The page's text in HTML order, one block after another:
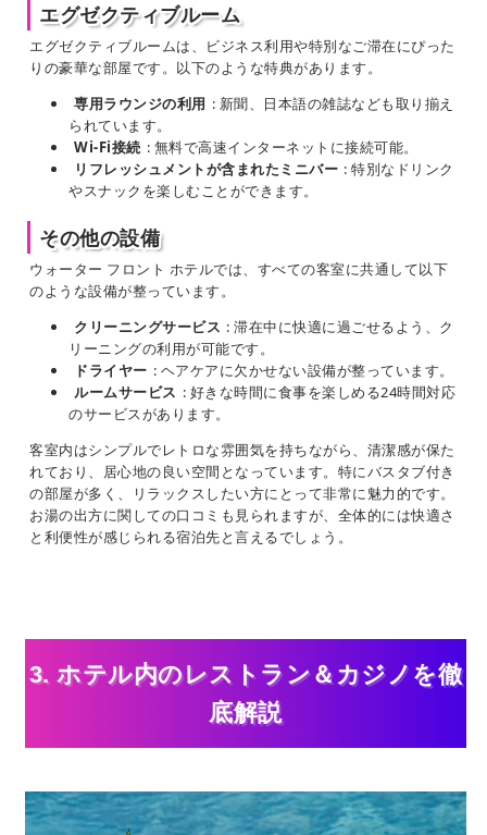
エグゼクティブルーム
エグゼクティブルームは、ビジネス利用や特別なご滞在にぴった
りの豪華な部屋です。以下のような特典があります。
専用ラウンジの利用 : 新聞、日本語の雑誌なども取り揃え
られています。
Wi-Fi接続 : 無料で高速インターネットに接続可能。
リフレッシュメントが含まれたミニバー : 特別なドリンク
やスナックを楽しむことができます。
その他の設備
ウォーター フロント ホテルでは、すべての客室に共通して以下
のような設備が整っています。
クリーニングサービス : 滞在中に快適に過ごせるよう、ク
リーニングの利用が可能です。
ドライヤー : ヘアケアに欠かせない設備が整っています。
ルームサービス : 好きな時間に食事を楽しめる24時間対応
のサービスがあります。
客室内はシンプルでレトロな雰囲気を持ちながら、清潔感が保た
れており、居心地の良い空間となっています。特にバスタブ付き
の部屋が多く、リラックスしたい方にとって非常に魅力的です。
お湯の出方に関しての口コミも見られますが、全体的には快適さ
と利便性が感じられる宿泊先と言えるでしょう。
3. ホテル内のレストラン＆カジノを徹
底解説